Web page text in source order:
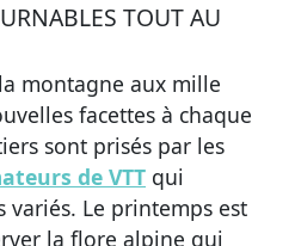
TOUT AU
montagne aux mille
facettes à chaque
sont prisés par les
de VTT qui
variés. Le printemps est
la flore alpine qui